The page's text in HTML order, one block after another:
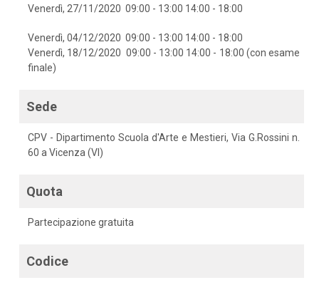
Venerdì, 27/11/2020 09:00 - 13:00 14:00 - 18:00
Venerdì, 04/12/2020 09:00 - 13:00 14:00 - 18:00
Venerdì, 18/12/2020 09:00 - 13:00 14:00 - 18:00 (con esame
finale)
Sede
CPV - Dipartimento Scuola d'Arte e Mestieri, Via G.Rossini n.
60 a Vicenza (VI)
Quota
Partecipazione gratuita
Codice